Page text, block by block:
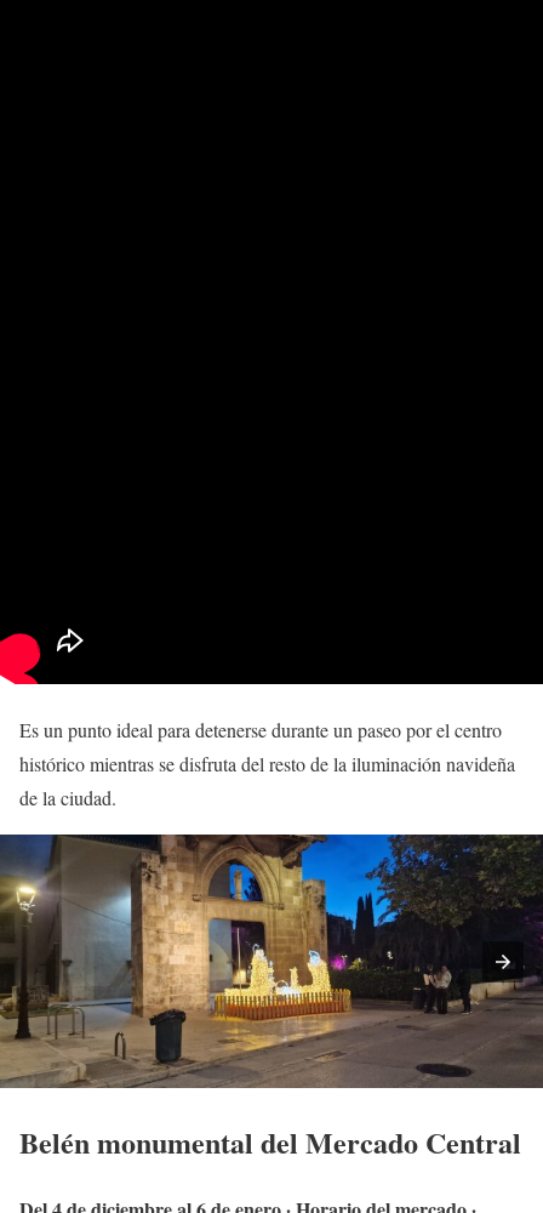
Es un punto ideal para detenerse durante un paseo por el centro
histórico mientras se disfruta del resto de la iluminación navideña
de la ciudad.
Belén monumental del Mercado Central